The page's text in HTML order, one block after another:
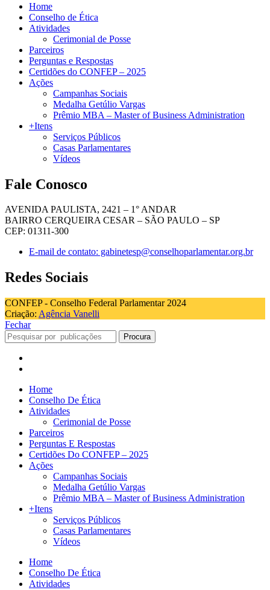
Home
Conselho de Ética
Atividades
Cerimonial de Posse
Parceiros
Perguntas e Respostas
Certidões do CONFEP – 2025
Ações
Campanhas Sociais
Medalha Getúlio Vargas
Prêmio MBA – Master of Business Administration
+Itens
Serviços Públicos
Casas Parlamentares
Vídeos
Fale Conosco
AVENIDA PAULISTA, 2421 – 1° ANDAR
BAIRRO CERQUEIRA CESAR – SÃO PAULO – SP
CEP: 01311-300
E-mail de contato: gabinetesp@conselhoparlamentar.org.br
Redes Sociais
CONFEP - Conselho Federal Parlamentar 2024
Criação: Agência Vanelli
Fechar
Procura
Home
Conselho De Ética
Atividades
Cerimonial de Posse
Parceiros
Perguntas E Respostas
Certidões Do CONFEP – 2025
Ações
Campanhas Sociais
Medalha Getúlio Vargas
Prêmio MBA – Master of Business Administration
+Itens
Serviços Públicos
Casas Parlamentares
Vídeos
Home
Conselho De Ética
Atividades